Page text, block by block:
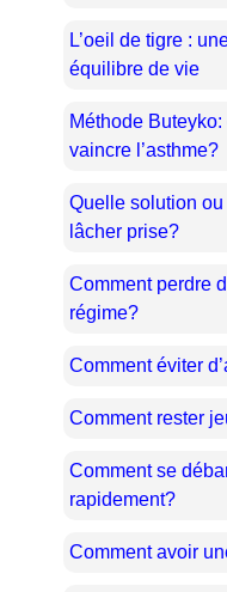
L’oeil de tigre :
équilibre de vie
Méthode
vaincre l’asthme?
Quelle solution
lâcher prise?
Comment perdre
régime?
Comment éviter
Comment rester
Comment se
rapidement?
Comment avoir